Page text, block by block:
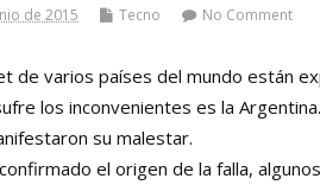
de 2015 Tecno No Comment
de varios países del mundo están
los inconvenientes es la
su malestar.
el origen de la falla,